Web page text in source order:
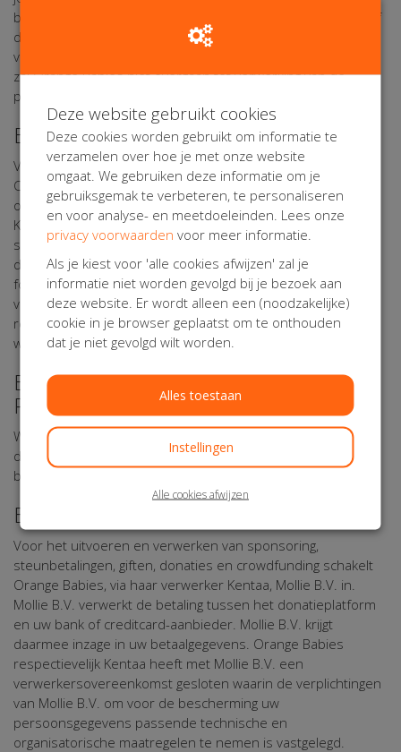
beschikking staande technische mogelijkheden, verifiëren of
deze gegevens met toestemming van een ouder of
verzorger zijn afgegeven. Indien die toestemming ontbreekt,
zal Orange Babies niet overgaan tot verwerking van de
persoonsgegevens.
Beveiliging van uw Persoonsgegevens
Voor de bescherming van uw persoonsgegevens heeft
Orange Babies passende fysieke, technische en
organisatorische maatregelen getroffen. Via haar verwerker
Kentaa maakt Orange Babies gebruik van een beveiligde
server die uitsluitend toegankelijk is voor personen die
daartoe bevoegd zijn. Eventuele gegevens die u op online
formulieren invult worden encrypted verzonden. Gegevens
van deelnemers, actiestarters, sponsors, donateurs,
relaties, vrijwilligers, vrienden en andere belangstellenden
worden in beveiligde systemen opgeslagen.
Bewaartermijn van uw
Persoonsgegevens
Wij bewaren uw gegevens niet langer dan noodzakelijk is om
de in dit Privacy Statement genoemde doeleinden te
bereiken.
Betaling
Voor het uitvoeren en verwerken van sponsoring,
steunbetalingen, giften, donaties en crowdfunding schakelt
Orange Babies, via haar verwerker Kentaa, Mollie B.V. in.
Mollie B.V. verwerkt de betaling tussen het donatieplatform
en uw bank of creditcard-aanbieder. Mollie B.V. krijgt
daarmee inzage in uw betaalgegevens. Orange Babies
respectievelijk Kentaa heeft met Mollie B.V. een
verwerkersovereenkomst gesloten waarin de verplichtingen
van Mollie B.V. om voor de bescherming uw
persoonsgegevens passende technische en
organisatorische maatregelen te nemen is vastgelegd.
Deze website gebruikt cookies
Deze cookies worden gebruikt om informatie te
verzamelen over hoe je met onze website
omgaat. We gebruiken deze informatie om je
gebruiksgemak te verbeteren, te personaliseren
en voor analyse- en meetdoeleinden. Lees onze
privacy voorwaarden voor meer informatie.
Als je kiest voor 'alle cookies afwijzen' zal je
informatie niet worden gevolgd bij je bezoek aan
deze website. Er wordt alleen een (noodzakelijke)
cookie in je browser geplaatst om te onthouden
dat je niet gevolgd wilt worden.
Alles toestaan
Instellingen
Alle cookies afwijzen